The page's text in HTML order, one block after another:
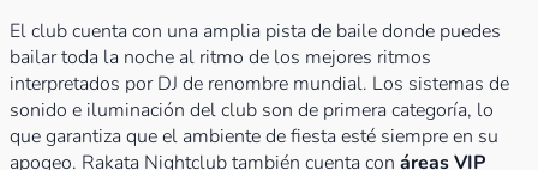
El club cuenta con una amplia pista de baile donde puedes
bailar toda la noche al ritmo de los mejores ritmos
interpretados por DJ de renombre mundial. Los sistemas de
sonido e iluminación del club son de primera categoría, lo
que garantiza que el ambiente de fiesta esté siempre en su
apogeo. Rakata Nightclub también cuenta con áreas VIP